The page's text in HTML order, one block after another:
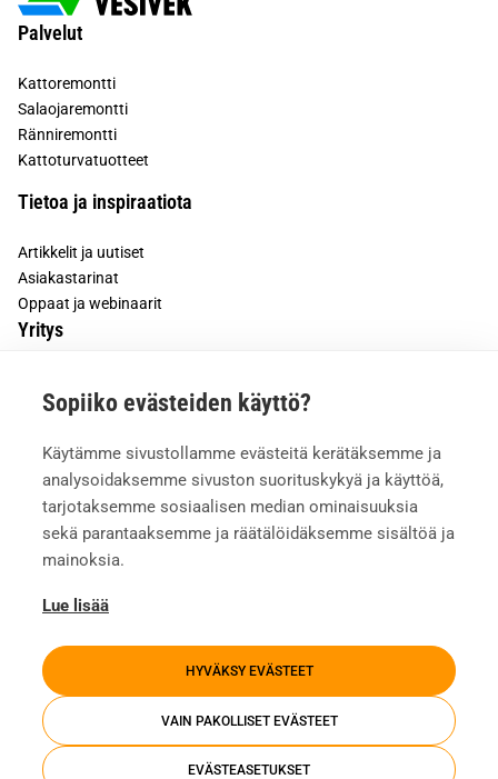
Sopiiko evästeiden käyttö?
Käytämme sivustollamme evästeitä kerätäksemme ja
analysoidaksemme sivuston suorituskykyä ja käyttöä,
tarjotaksemme sosiaalisen median ominaisuuksia
sekä parantaaksemme ja räätälöidäksemme sisältöä ja
mainoksia.
Lue lisää
HYVÄKSY EVÄSTEET
VAIN PAKOLLISET EVÄSTEET
EVÄSTEASETUKSET
Palvelut
Kattoremontti
Salaojaremontti
Ränniremontti
Kattoturvatuotteet
Tietoa ja inspiraatiota
Artikkelit ja uutiset
Asiakastarinat
Oppaat ja webinaarit
Yritys
Asiakkaiden kokemuksia
Yhteystiedot
Mediapankki